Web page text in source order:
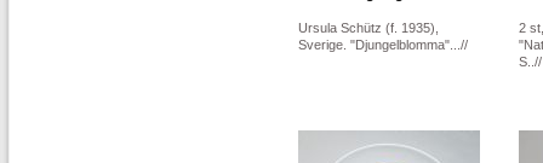
Ursula Schütz (f. 1935),
Sverige. "Djungelblomma"...//
2
S..//